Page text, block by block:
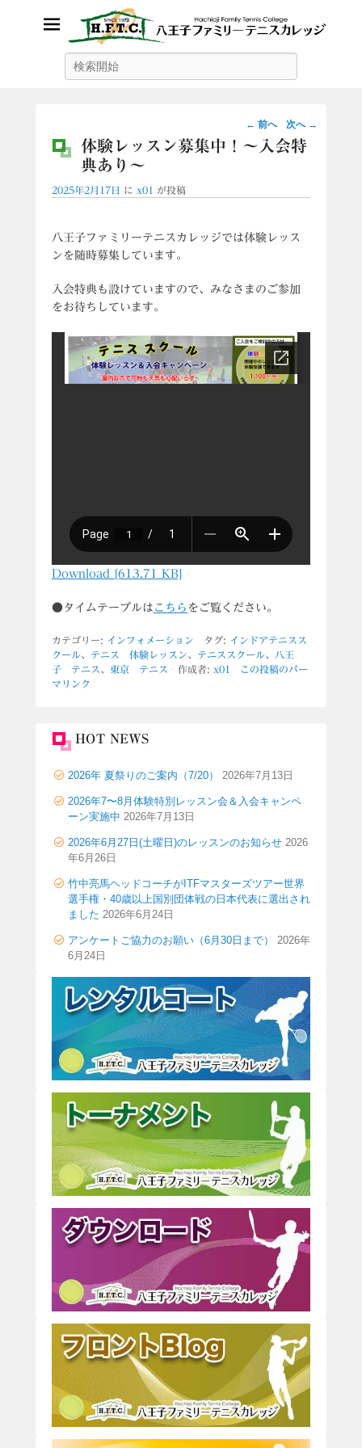
八王子ファミリーテニスカレッ
ジ
投
稿
ゲ
シ
← 前へ 次へ →
体験レッスン募集中！〜入会特
典あり〜
2025年2月17日 に x01 が投稿
八王子ファミリーテニスカレッジでは体験レッス
ンを随時募集しています。
入会特典も設けていますので、みなさまのご参加
をお待ちしています。
Download [613.71 KB]
●タイムテーブルは こちら をご覧ください。
カテゴリー: インフォメーション タグ: インドアテニスス
クール、 テニス 体験レッスン、 テニススクール、
八王
子 テニス 、 東京 テニス 作成者: x01
この投稿のパー
マリンク
HOT NEWS
2026年 夏祭りのご案内（7/20） 2026年7月13日
2026年7〜8月体験特別レッスン会＆入会キャンペ
ーン実施中 2026年7月13日
2026年6月27日(土曜日)のレッスンのお知らせ 2026
年6月26日
竹中亮馬ヘッドコーチがITFマスターズツアー世界
選手権・40歳以上国別団体戦の日本代表に選出され
ました 2026年6月24日
アンケートご協力のお願い（6月30日まで）
2026年
6月24日